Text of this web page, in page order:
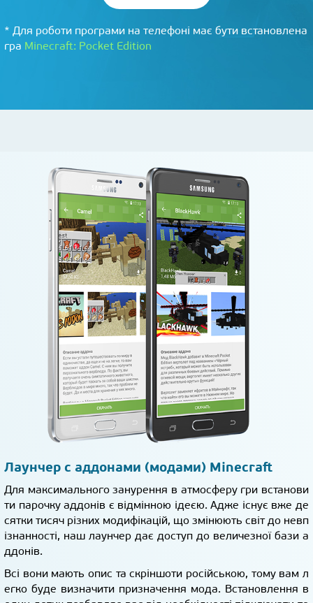
* Для роботи програми на телефоні має бути встановлена
гра Minecraft: Pocket Edition
Лаунчер с аддонами (модами) Minecraft
Для максимального занурення в атмосферу гри встанови
ти парочку аддонів є відмінною ідеєю. Адже існує вже де
сятки тисяч різних модифікацій, що змінюють світ до невп
ізнанності, наш лаунчер дає доступ до величезної бази а
ддонів.
Всі вони мають опис та скріншоти російською, тому вам л
егко буде визначити призначення мода. Встановлення в